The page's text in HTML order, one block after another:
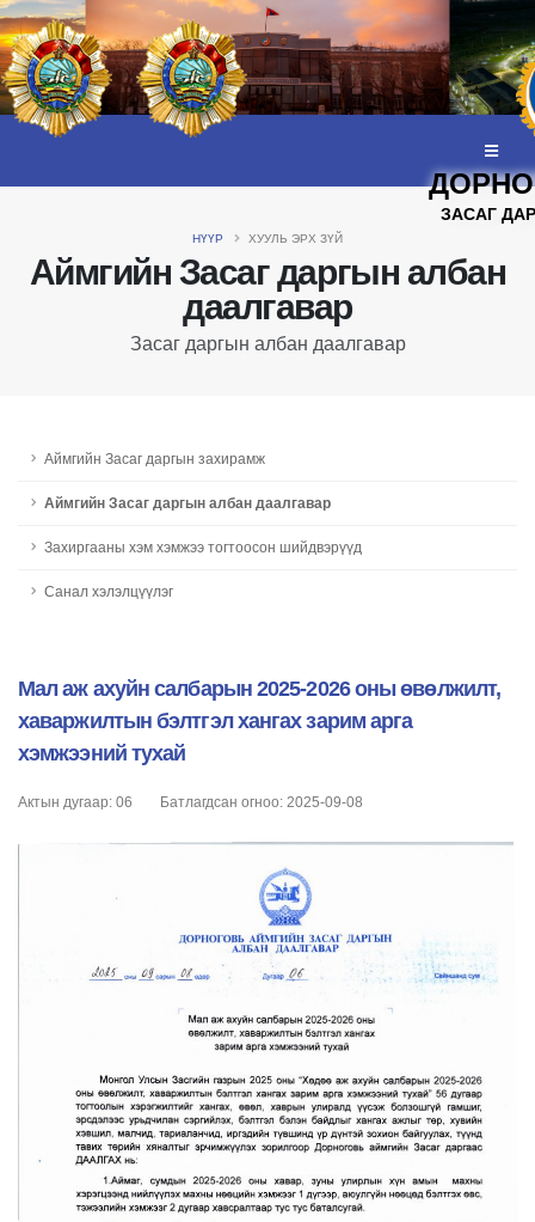
ЗАСАГ
Аймгийн Засаг даргын албан
даалгавар
Засаг даргын албан даалгавар
НҮҮР ХУУЛЬ ЭРХ ЗҮЙ
Аймгийн Засаг даргын захирамж
Аймгийн Засаг даргын албан даалгавар
Захиргааны хэм хэмжээ тогтоосон шийдвэрүүд
Санал хэлэлцүүлэг
Мал аж ахуйн салбарын 2025-2026 оны өвөлжилт,
хаваржилтын бэлтгэл хангах зарим арга
хэмжээний тухай
Актын дугаар: 06 Батлагдсан огноо: 2025-09-08